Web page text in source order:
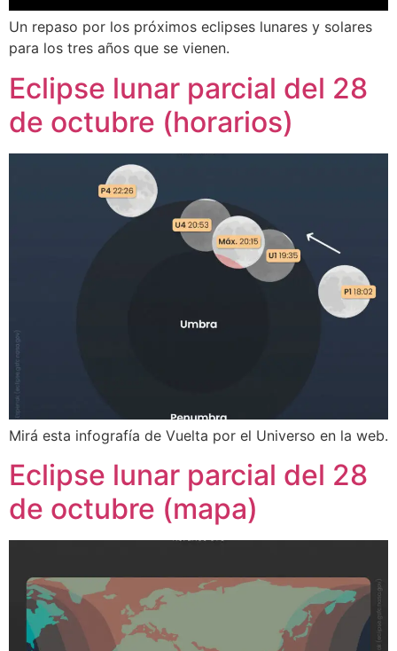
Un repaso por los próximos eclipses lunares y solares
para los tres años que se vienen.
Eclipse lunar parcial del 28
de octubre (horarios)
Mirá esta infografía de Vuelta por el Universo en la web.
Eclipse lunar parcial del 28
de octubre (mapa)